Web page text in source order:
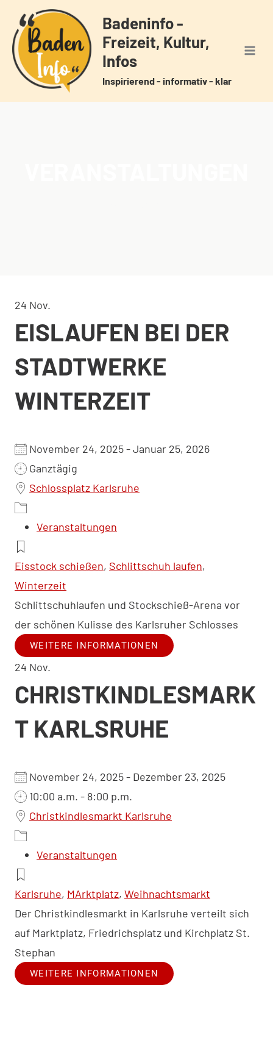
Inhalt
springen
Badeninfo -
Freizeit, Kultur,
Infos
Inspirierend - informativ - klar
24 Nov.
EISLAUFEN BEI DER
STADTWERKE
WINTERZEIT
November 24, 2025 - Januar 25, 2026
Ganztägig
Schlossplatz Karlsruhe
Veranstaltungen
Eisstock schießen, Schlittschuh laufen,
Winterzeit
Schlittschuhlaufen und Stockschieß-Arena vor
der schönen Kulisse des Karlsruher Schlosses
WEITERE INFORMATIONEN
24 Nov.
CHRISTKINDLESMARK
T KARLSRUHE
November 24, 2025 - Dezember 23, 2025
10:00 a.m. - 8:00 p.m.
Christkindlesmarkt Karlsruhe
Veranstaltungen
Karlsruhe, MArktplatz, Weihnachtsmarkt
Der Christkindlesmarkt in Karlsruhe verteilt sich
auf Marktplatz, Friedrichsplatz und Kirchplatz St.
Stephan
WEITERE INFORMATIONEN